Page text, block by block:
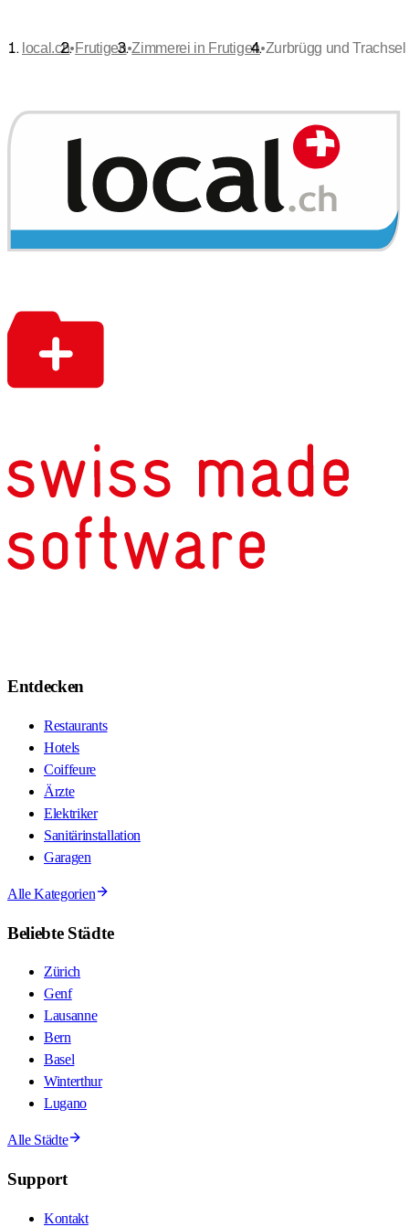
local.ch•Frutigen•Zimmerei in Frutigen•Zurbrügg und Trachsel
Entdecken
Restaurants
Hotels
Coiffeure
Ärzte
Elektriker
Sanitärinstallation
Garagen
Alle Kategorien
Beliebte Städte
Zürich
Genf
Lausanne
Bern
Basel
Winterthur
Lugano
Alle Städte
Support
Kontakt